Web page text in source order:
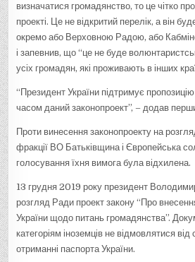
визначатися громадянство, то це чітко
проекті. Це не відкритий перелік, а він
окремо або Верховною Радою, або
і запевнив, що “це не буде
усіх громадян, які проживають в інших
“Президент України підтримує
часом даний законопроект”, – додав
Проти винесення законопроекту на
фракції ВО Батьківщина і Європейська
голосування їхня вимога була відхилена.
13 грудня 2019 року президент
розгляд Ради проект закону “Про
України щодо питань громадянства”.
категоріям іноземців не відмовлятися
отриманні паспорта України.